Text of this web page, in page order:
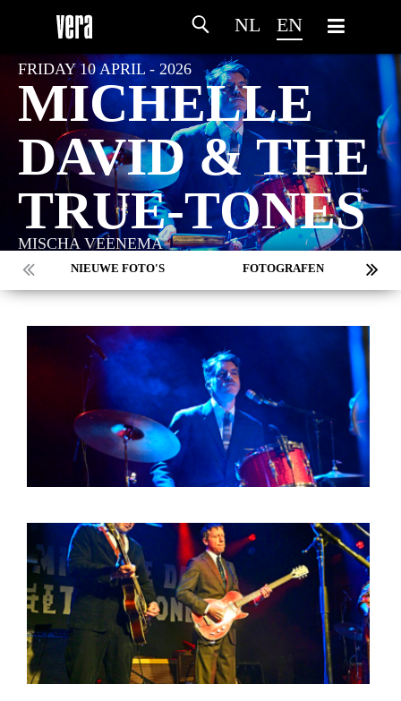
NL EN
FRIDAY 10 APRIL - 2026
MICHELLE
DAVID & THE
TRUE-TONES
MISCHA VEENEMA
NIEUWE FOTO'S FOTOGRAFEN
MARC DE KROSSE
MISCHA VEENEMA
JEROEN DEKKER
BOB DE VRIES
RICHARD POSTMA
SASKIA LUDDEN
ANNA HIEP
MARTSEN HUT
ARSEN TSKHAY
ERYN BOSMA
ESTHER
ELINE KAMMINGA
KAREN SAAMAN
ARNOUD HEIKENS